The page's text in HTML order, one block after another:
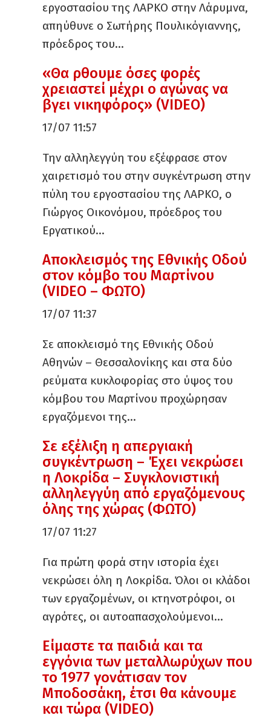
εργοστασίου της ΛΑΡΚΟ στην Λάρυμνα,
απηύθυνε ο Σωτήρης Πουλικόγιαννης,
πρόεδρος του…
«Θα ρθουμε όσες φορές
χρειαστεί μέχρι ο αγώνας να
βγει νικηφόρος» (VIDEO)
17/07 11:57
Την αλληλεγγύη του εξέφρασε στον
χαιρετισμό του στην συγκέντρωση στην
πύλη του εργοστασίου της ΛΑΡΚΟ, ο
Γιώργος Οικονόμου, πρόεδρος του
Εργατικού…
Αποκλεισμός της Εθνικής Οδού
στον κόμβο του Μαρτίνου
(VIDEO – ΦΩΤΟ)
17/07 11:37
Σε αποκλεισμό της Εθνικής Οδού
Αθηνών – Θεσσαλονίκης και στα δύο
ρεύματα κυκλοφορίας στο ύψος του
κόμβου του Μαρτίνου προχώρησαν
εργαζόμενοι της…
Σε εξέλιξη η απεργιακή
συγκέντρωση – Έχει νεκρώσει
η Λοκρίδα – Συγκλονιστική
αλληλεγγύη από εργαζόμενους
όλης της χώρας (ΦΩΤΟ)
17/07 11:27
Για πρώτη φορά στην ιστορία έχει
νεκρώσει όλη η Λοκρίδα. Όλοι οι κλάδοι
των εργαζομένων, οι κτηνοτρόφοι, οι
αγρότες, οι αυτοαπασχολούμενοι…
Είμαστε τα παιδιά και τα
εγγόνια των μεταλλωρύχων που
το 1977 γονάτισαν τον
Μποδοσάκη, έτσι θα κάνουμε
και τώρα (VIDEO)